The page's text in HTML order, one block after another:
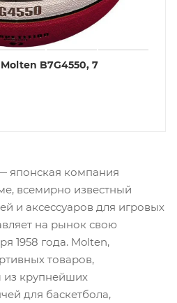
B7G4550, 7
японская компания
всемирно известный
и аксессуаров для игровых
на рынок свою
1958 года. Molten,
товаров,
крупнейших
для баскетбола,